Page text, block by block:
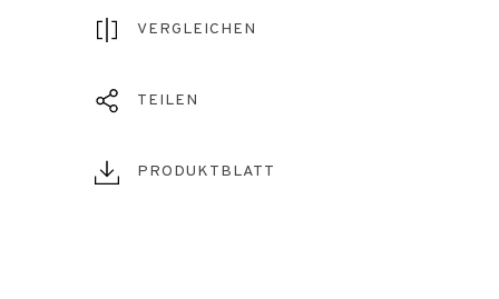
VERGLEICHEN
TEILEN
PRODUKTBLATT